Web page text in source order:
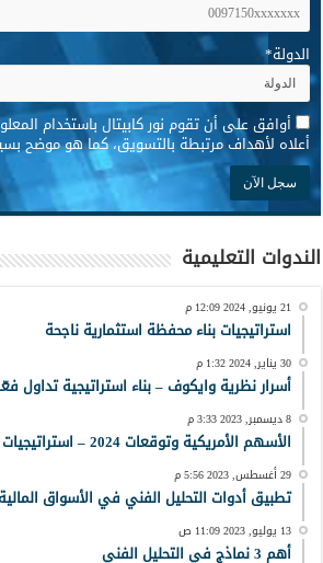
الدولة*
* أوافق على أن تقوم نور كابيتال باستخدام
أعلاه لأهداف مرتبطة بالتسويق، كما هو موضح
الندوات التعليمية
21 يونيو, 2024 12:09 م
استراتيجيات بناء محفظة استثمارية ناجحة
30 يناير, 2024 1:32 م
أسرار نظرية وايكوف – بناء استراتيجية تداول
8 ديسمبر, 2023 3:33 م
الأسهم الأمريكية وتوقعات 2024 – استراتيجيات وفرص أهم 5 أسهم
29 أغسطس, 2023 5:56 م
تطبيق أدوات التحليل الفني في الأسواق
13 يوليو, 2023 11:09 ص
أهم 3 نماذج في التحليل الفني